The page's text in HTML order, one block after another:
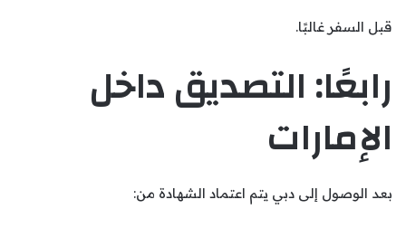
قبل السفر غالبًا.
رابعًا: التصديق داخل
الإمارات
بعد الوصول إلى دبي يتم اعتماد الشهادة من: